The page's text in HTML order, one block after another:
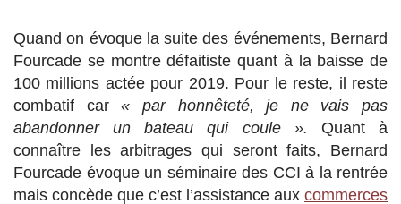
Quand on évoque la suite des événements, Bernard
Fourcade se montre défaitiste quant à la baisse de
100 millions actée pour 2019. Pour le reste, il reste
combatif car« par honnêteté, je ne vais pas
abandonner un bateau qui coule ». Quant à
connaître les arbitrages qui seront faits, Bernard
Fourcade évoque un séminaire des CCI à la rentrée
mais concède que c’est l’assistance aux commerces